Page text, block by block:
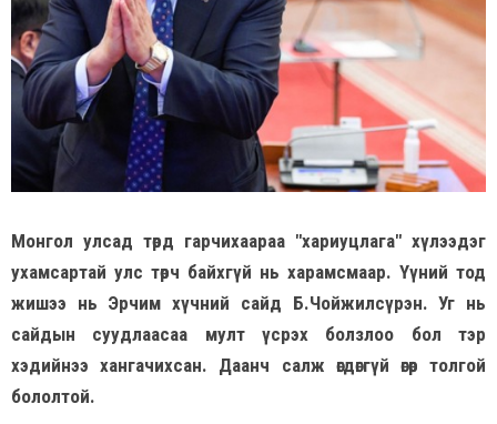
Монгол улсад төрд гарчихаараа "хариуцлага" хүлээдэг
ухамсартай улс төрч байхгүй нь харамсмаар. Үүний тод
жишээ нь Эрчим хүчний сайд Б.Чойжилсүрэн. Уг нь
сайдын суудлаасаа мулт үсрэх болзлоо бол тэр
хэдийнээ хангачихсан. Даанч салж өгдөггүй өгөр толгой
бололтой.